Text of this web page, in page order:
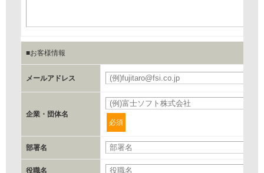
5.お問い合わせまたはご依頼等への対応
あり
a.個人情報の提供・利用目的
当該企業/団体のサービス等のご案内及び当該企業/団体からの
■お客様情報
メールアドレス
企業・団体名
必須
部署名
役職名